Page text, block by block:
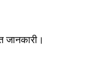
जानकारी।